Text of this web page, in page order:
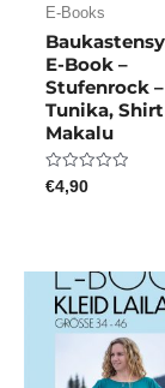
E-Books
E-Book –
Stufenrock
Tunika, Shirt
Makalu
Bewertet
mit
€4,90